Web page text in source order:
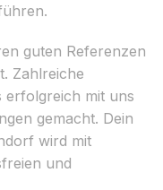
guten Referenzen
Zahlreiche
erfolgreich mit uns
gemacht. Dein
wird mit
und